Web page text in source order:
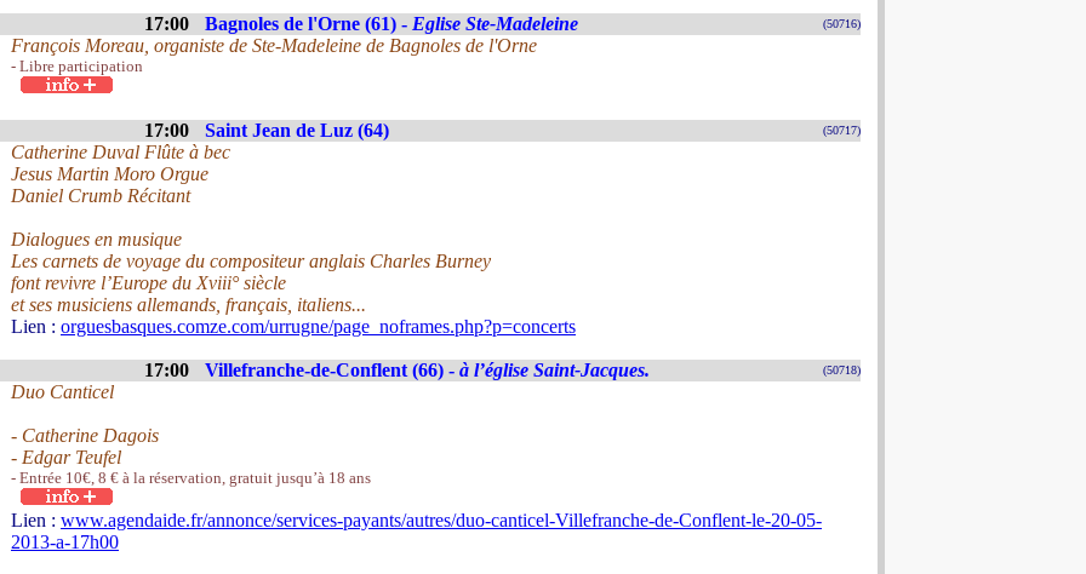
17:00 Bagnoles de l'Orne (61) - Eglise Ste-Madeleine (50716)
François Moreau, organiste de Ste-Madeleine de Bagnoles de l'Orne
- Libre participation
17:00 Saint Jean de Luz (64) (50717)
Catherine Duval Flûte à bec
Jesus Martin Moro Orgue
Daniel Crumb Récitant
Dialogues en musique
Les carnets de voyage du compositeur anglais Charles Burney
font revivre l’Europe du Xviii° siècle
et ses musiciens allemands, français, italiens...
Lien : orguesbasques.comze.com/urrugne/page_noframes.php?p=concerts
17:00 Villefranche-de-Conflent (66) - à l’église Saint-Jacques. (50718)
Duo Canticel
- Catherine Dagois
- Edgar Teufel
- Entrée 10€, 8 € à la réservation, gratuit jusqu’à 18 ans
Lien : www.agendaide.fr/annonce/services-payants/autres/duo-canticel-Villefranche-de-Conflent-le-20-05-
2013-a-17h00